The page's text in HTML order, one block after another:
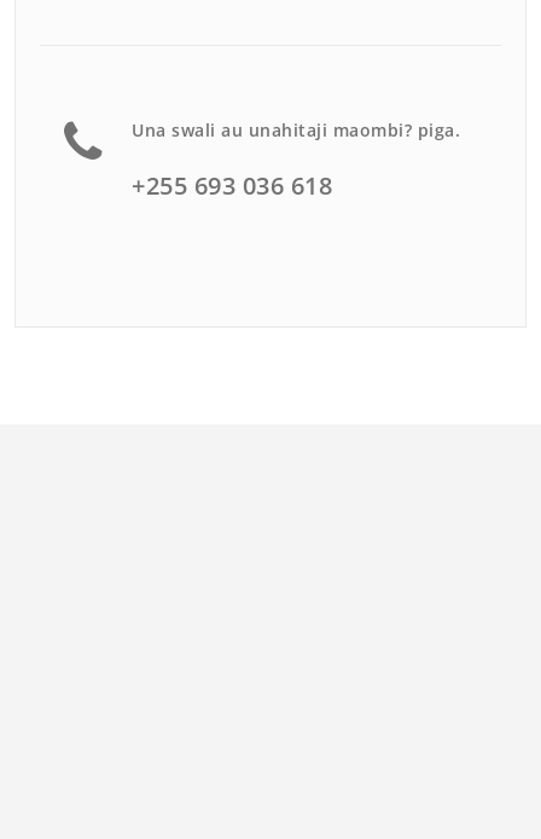
Una swali au unahitaji maombi? piga.
+255 693 036 618